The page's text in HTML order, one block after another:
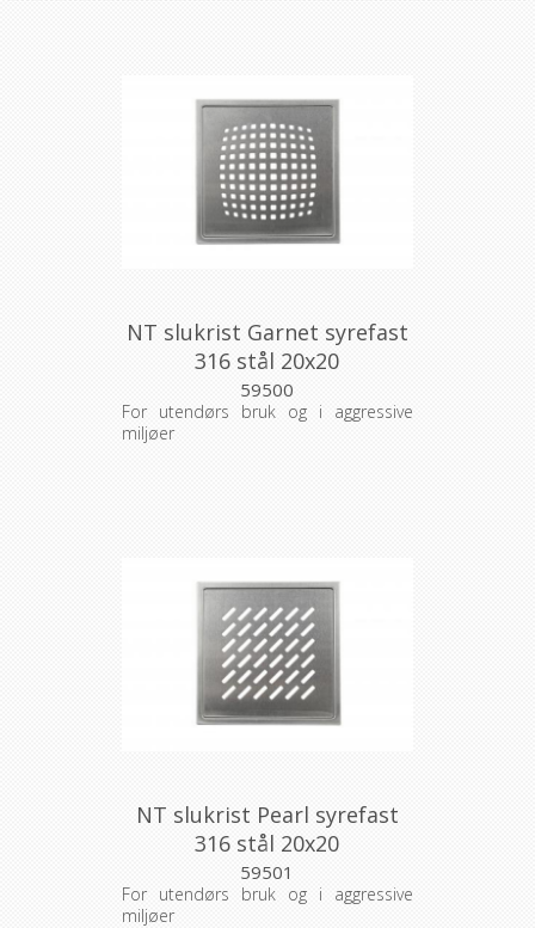
NT slukrist Garnet syrefast
316 stål 20x20
59500
For utendørs bruk og i aggressive
miljøer
NT slukrist Pearl syrefast
316 stål 20x20
59501
For utendørs bruk og i aggressive
miljøer